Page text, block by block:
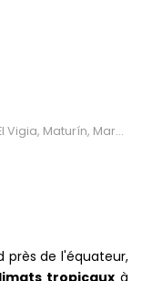
Caracas, Barquisimeto, Ciudad Guayana, El Vigia, Maturín, Maracaibo, Barcelona, Valencia, îles...
près de l'équateur,
tropicaux à